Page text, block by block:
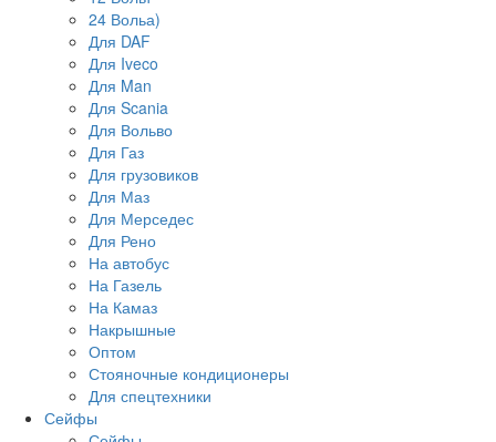
24 Вольа)
Для DAF
Для Iveco
Для Man
Для Scania
Для Вольво
Для Газ
Для грузовиков
Для Маз
Для Мерседес
Для Рено
На автобус
На Газель
На Камаз
Накрышные
Оптом
Стояночные кондиционеры
Для спецтехники
Сейфы